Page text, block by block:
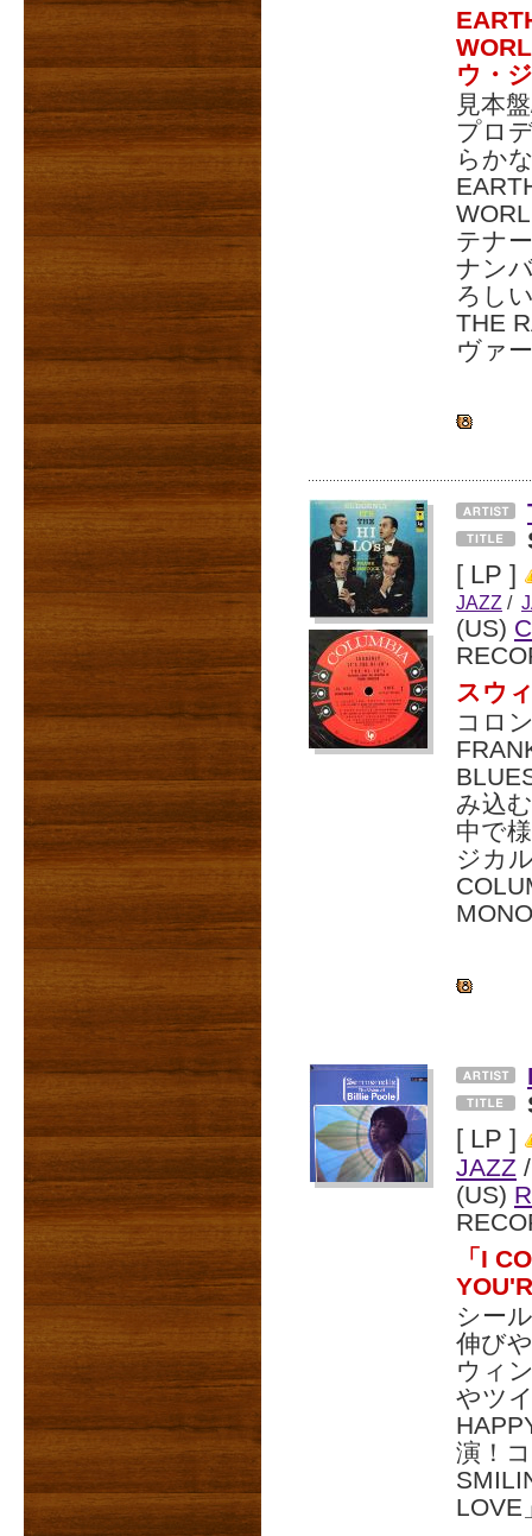
ウ・
見本
プロ
らか
テナ
ナン
ろし
THE
ヴァ
[ LP ]
JAZZ /
(US)
スウ
コロ
み込
中で
ジカ
[ LP ]
JAZZ /
(US)
「I
シー
伸び
ウィ
やツ
演！
LOVE